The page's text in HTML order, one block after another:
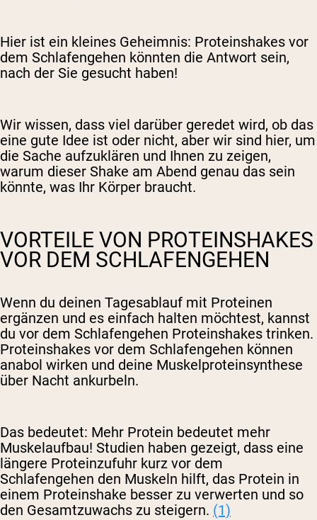
Hier ist ein kleines Geheimnis: Proteinshakes vor
dem Schlafengehen könnten die Antwort sein,
nach der Sie gesucht haben!
Wir wissen, dass viel darüber geredet wird, ob das
eine gute Idee ist oder nicht, aber wir sind hier, um
die Sache aufzuklären und Ihnen zu zeigen,
warum dieser Shake am Abend genau das sein
könnte, was Ihr Körper braucht.
VORTEILE VON PROTEINSHAKES
VOR DEM SCHLAFENGEHEN
Wenn du deinen Tagesablauf mit Proteinen
ergänzen und es einfach halten möchtest, kannst
du vor dem Schlafengehen Proteinshakes trinken.
Proteinshakes vor dem Schlafengehen können
anabol wirken und deine Muskelproteinsynthese
über Nacht ankurbeln.
Das bedeutet: Mehr Protein bedeutet mehr
Muskelaufbau! Studien haben gezeigt, dass eine
längere Proteinzufuhr kurz vor dem
Schlafengehen den Muskeln hilft, das Protein in
einem Proteinshake besser zu verwerten und so
den Gesamtzuwachs zu steigern. (1)